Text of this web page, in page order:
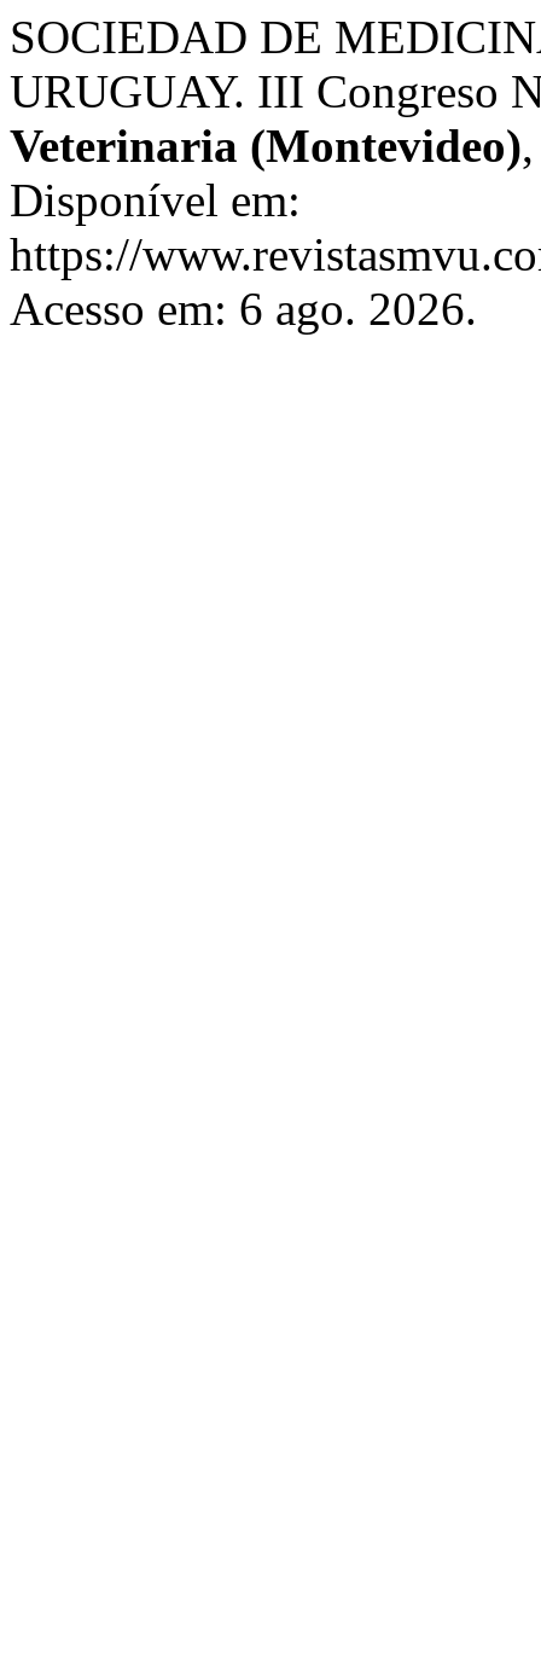
SOCIEDAD DE
URUGUAY. III Congreso
Veterinaria (Montevideo)
Disponível em:
https://
Acesso em: 6 ago. 2026.